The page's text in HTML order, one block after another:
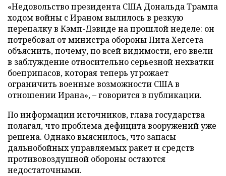
«Недовольство президента США Дональда Трампа
ходом войны с Ираном вылилось в резкую
перепалку в Кэмп-Дэвиде на прошлой неделе: он
потребовал от министра обороны Пита Хегсета
объяснить, почему, по всей видимости, его ввели
в заблуждение относительно серьезной нехватки
боеприпасов, которая теперь угрожает
ограничить военные возможности США в
отношении Ирана», – говорится в публикации.
По информации источников, глава государства
полагал, что проблема дефицита вооружений уже
решена. Однако выяснилось, что запасы
дальнобойных управляемых ракет и средств
противовоздушной обороны остаются
недостаточными.